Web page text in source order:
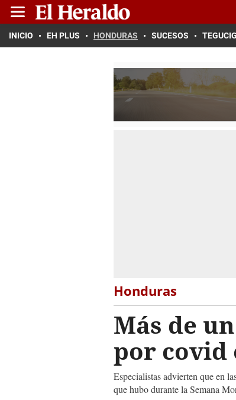
INICIO EH PLUS HONDURAS SUCESOS
Honduras
Más de
por covid
Especialistas advierten que en
que hubo durante la Semana